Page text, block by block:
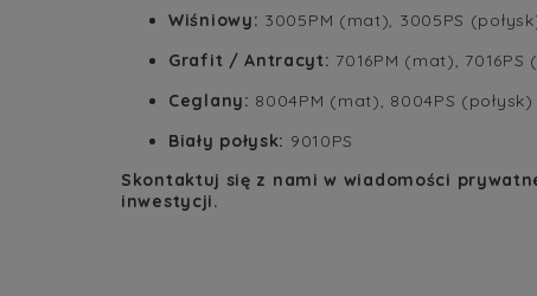
Wiśniowy: 3005PM (mat), 3005PS
Grafit / Antracyt: 7016PM (mat), 7016PS
Ceglany: 8004PM (mat), 8004PS (połysk)
Biały połysk: 9010PS
Skontaktuj się z nami w wiadomości
inwestycji.